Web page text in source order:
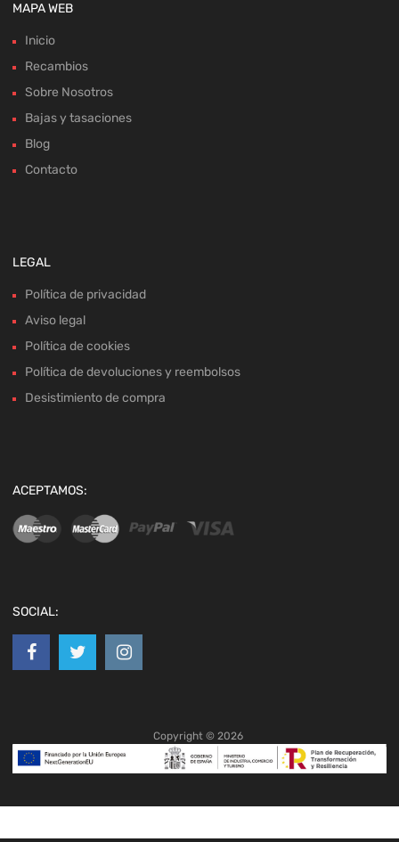
MAPA WEB
Inicio
Recambios
Sobre Nosotros
Bajas y tasaciones
Blog
Contacto
LEGAL
Política de privacidad
Aviso legal
Política de cookies
Política de devoluciones y reembolsos
Desistimiento de compra
ACEPTAMOS:
SOCIAL:
Copyright © 2026